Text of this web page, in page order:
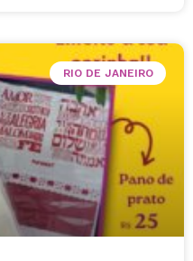
RIO DE JANEIRO